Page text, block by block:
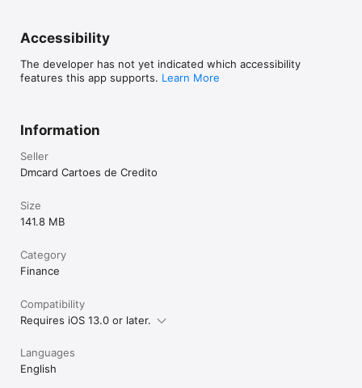
Accessibility
The developer has not yet indicated which accessibility
features this app supports. Learn More
Information
Seller
Dmcard Cartoes de Credito
Size
141.8 MB
Category
Finance
Compatibility
Requires iOS 13.0 or later.
Languages
English